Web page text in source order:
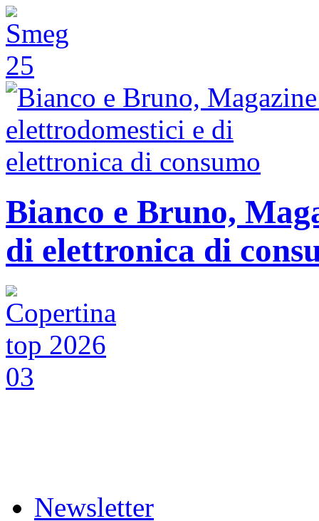
Bianco e Bruno,
di elettronica di
Newsletter